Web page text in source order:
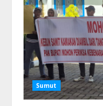
Sumut